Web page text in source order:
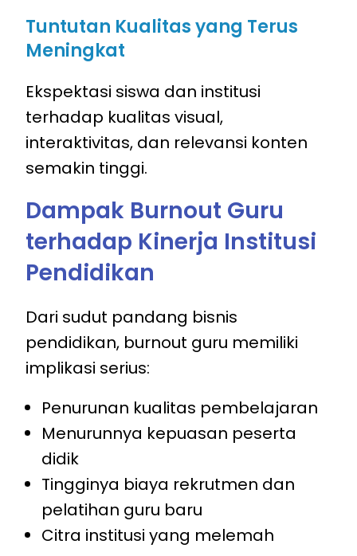
Tuntutan Kualitas yang Terus
Meningkat
Ekspektasi siswa dan institusi
terhadap kualitas visual,
interaktivitas, dan relevansi konten
semakin tinggi.
Dampak Burnout Guru
terhadap Kinerja Institusi
Pendidikan
Dari sudut pandang bisnis
pendidikan, burnout guru memiliki
implikasi serius:
Penurunan kualitas pembelajaran
Menurunnya kepuasan peserta
didik
Tingginya biaya rekrutmen dan
pelatihan guru baru
Citra institusi yang melemah